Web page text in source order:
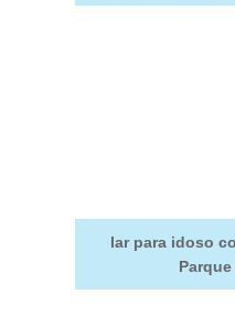
lar para idoso